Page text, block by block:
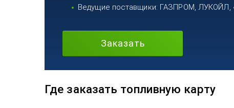
Ведущие поставщики: ГАЗПРОМ, ЛУКОЙЛ,
Заказать
Где заказать топливную карту